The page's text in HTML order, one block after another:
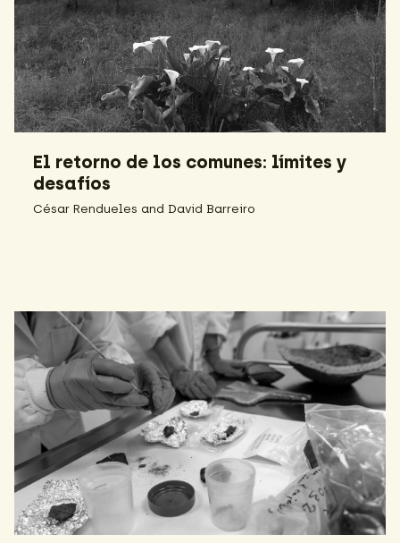
El retorno de los comunes: límites y
desafíos
César Rendueles and David Barreiro